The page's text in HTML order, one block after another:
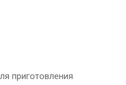
приготовления